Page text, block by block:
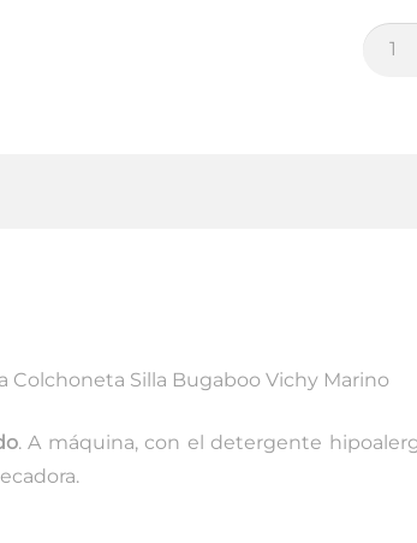
Colchoneta Silla Bugaboo Vichy Marino
. A máquina, con el detergente